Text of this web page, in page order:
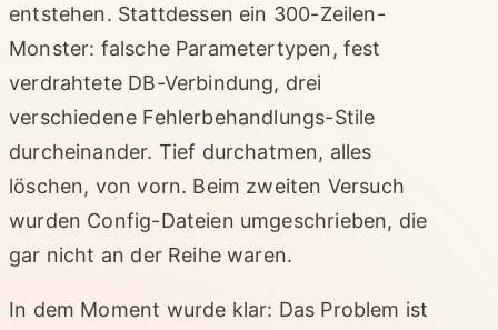
entstehen. Stattdessen ein 300-Zeilen-
Monster: falsche Parametertypen, fest
verdrahtete DB-Verbindung, drei
verschiedene Fehlerbehandlungs-Stile
durcheinander. Tief durchatmen, alles
löschen, von vorn. Beim zweiten Versuch
wurden Config-Dateien umgeschrieben, die
gar nicht an der Reihe waren.
In dem Moment wurde klar: Das Problem ist